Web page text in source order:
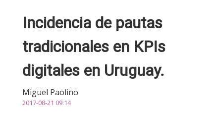
Incidencia de pautas
tradicionales en KPIs
digitales en Uruguay.
Miguel Paolino
2017-08-21 09:14